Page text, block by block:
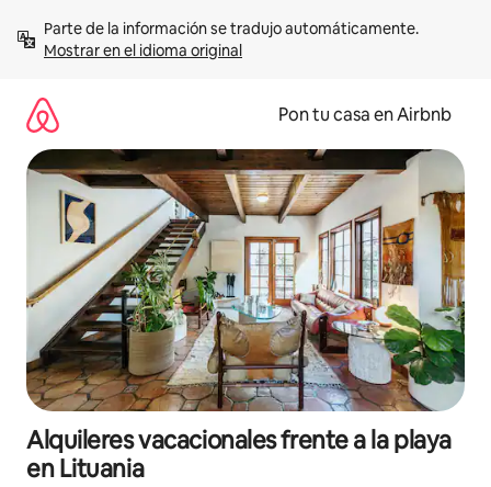
contenidoMostrar en el idioma original
Pon tu casa en Airbnb
Alquileres vacacionales frente a la playa
en Lituania